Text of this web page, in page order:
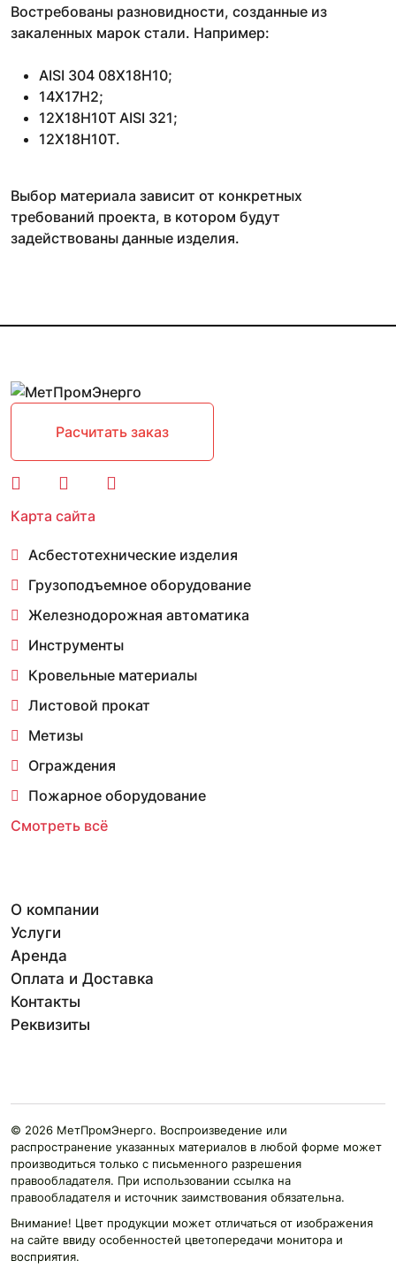
Востребованы разновидности, созданные из
закаленных марок стали. Например:
AISI 304 08Х18Н10;
14Х17Н2;
12Х18Н10Т AISI 321;
12Х18Н10Т.
Выбор материала зависит от конкретных
требований проекта, в котором будут
задействованы данные изделия.
Расчитать заказ
Карта сайта
Асбестотехнические изделия
Грузоподъемное оборудование
Железнодорожная автоматика
Инструменты
Кровельные материалы
Листовой прокат
Метизы
Ограждения
Пожарное оборудование
Смотреть всё
О компании
Услуги
Аренда
Оплата и Доставка
Контакты
Реквизиты
© 2026 МетПромЭнерго. Воспроизведение или
распространение указанных материалов в любой форме может
производиться только с письменного разрешения
правообладателя. При использовании ссылка на
правообладателя и источник заимствования обязательна.
Внимание! Цвет продукции может отличаться от изображения
на сайте ввиду особенностей цветопередачи монитора и
восприятия.